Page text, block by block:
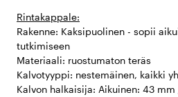
Rintakappale:
Rakenne: Kaksipuolinen - sopii
tutkimiseen
Materiaali: ruostumaton teräs
Kalvotyyppi: nestemäinen, kaikki
Kalvon halkaisija: Aikuinen: 43